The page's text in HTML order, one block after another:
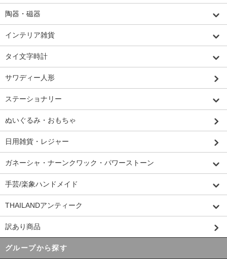
陶器・磁器
インテリア雑貨
タイ文字時計
サワディー人形
ステーショナリー
ぬいぐるみ・おもちゃ
日用雑貨・レジャー
ガネーシャ・ナーンクワック・パワーストーン
手芸/楽象ハンドメイド
THAILANDアンティーク
訳あり商品
グループから探す